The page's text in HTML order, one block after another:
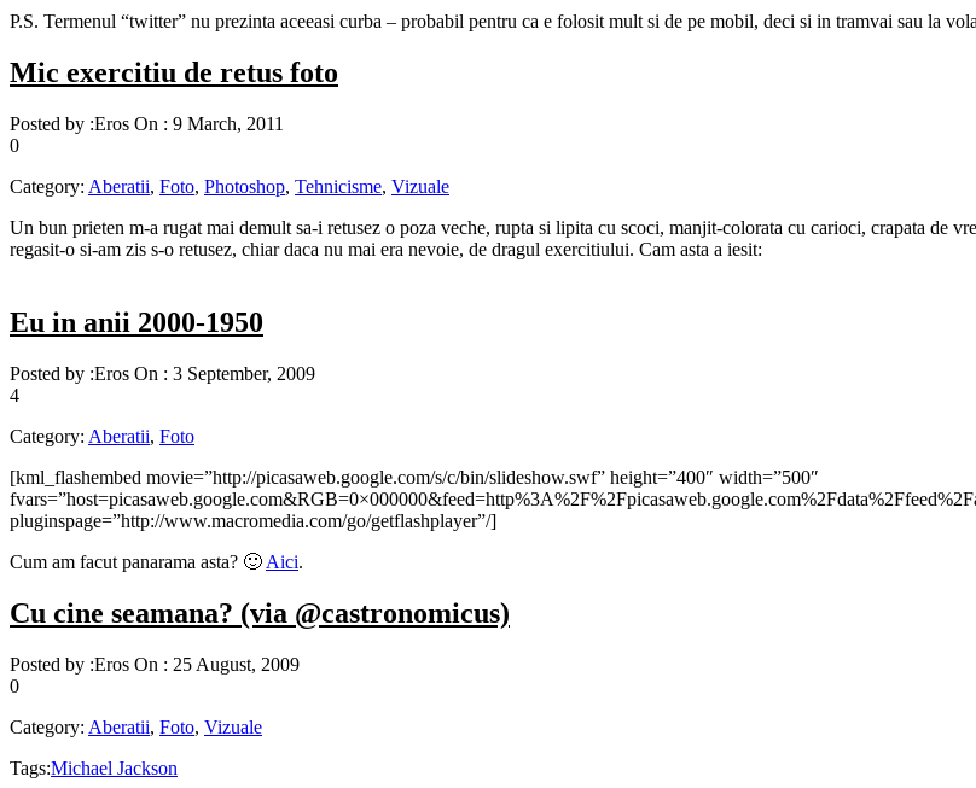
P.S. Termenul “twitter” nu prezinta aceeasi curba – probabil pentru ca e folosit mult si de pe mobil, deci si in tramvai sau la
Mic exercitiu de retus foto
Posted by :Eros On : 9 March, 2011
0
Category: Aberatii, Foto, Photoshop, Tehnicisme, Vizuale
Un bun prieten m-a rugat mai demult sa-i retusez o poza veche, rupta si lipita cu scoci, manjit-colorata cu carioci, crapata de
regasit-o si-am zis s-o retusez, chiar daca nu mai era nevoie, de dragul exercitiului. Cam asta a iesit:
Eu in anii 2000-1950
Posted by :Eros On : 3 September, 2009
4
Category: Aberatii, Foto
[kml_flashembed movie=”http://picasaweb.google.com/s/c/bin/slideshow.swf” height=”400″ width=”500″
pluginspage=”http://www.macromedia.com/go/getflashplayer”/]
Cum am facut panarama asta? 🙂 Aici.
Cu cine seamana? (via @castronomicus)
Posted by :Eros On : 25 August, 2009
0
Category: Aberatii, Foto, Vizuale
Tags:Michael Jackson